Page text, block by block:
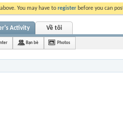
You may have to register before you can
Activity Về tôi
Bạn bè Photos